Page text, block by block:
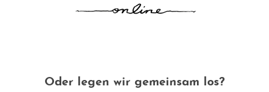
Oder legen wir gemeinsam los?